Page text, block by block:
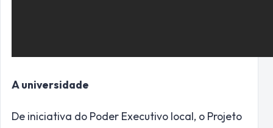
A universidade
De iniciativa do Poder Executivo local, o Projeto